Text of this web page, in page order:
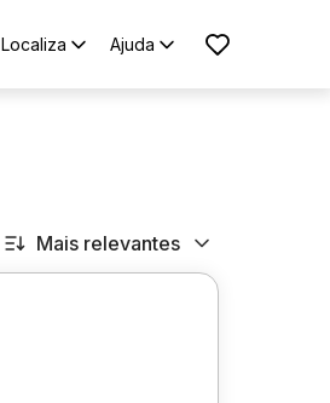
Localiza Ajuda
Mais relevantes